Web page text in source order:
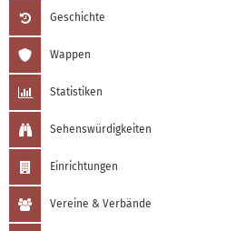
Geschichte
Wappen
Statistiken
Sehenswürdigkeiten
Einrichtungen
Vereine & Verbände